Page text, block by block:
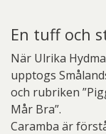
En tuff och
När Ulrika
upptogs
och rubriken
Mår Bra”.
Caramba är